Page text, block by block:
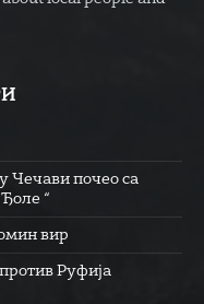
Чечави почео са
“
вир
Руфија